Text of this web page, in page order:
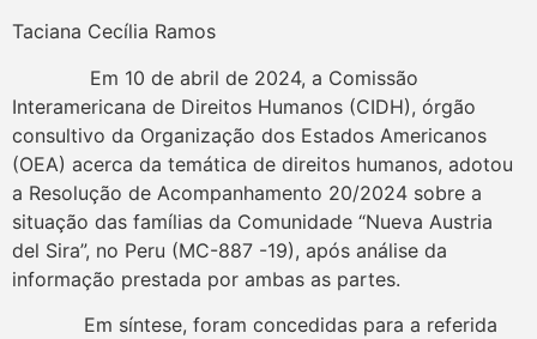
Taciana Cecília Ramos
Em 10 de abril de 2024, a Comissão
Interamericana de Direitos Humanos (CIDH), órgão
consultivo da Organização dos Estados Americanos
(OEA) acerca da temática de direitos humanos, adotou
a Resolução de Acompanhamento 20/2024 sobre a
situação das famílias da Comunidade “Nueva Austria
del Sira”, no Peru (MC-887 -19), após análise da
informação prestada por ambas as partes.
Em síntese, foram concedidas para a referida